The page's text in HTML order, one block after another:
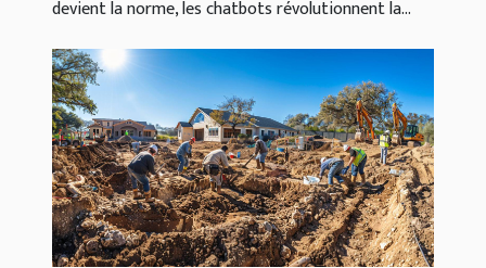
devient la norme, les chatbots révolutionnent la...